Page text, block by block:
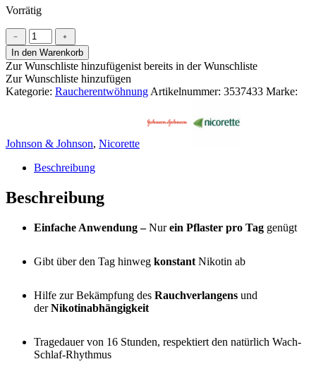
Vorrätig
Nicorette
transdermales
Pflaster
15mg
/
16h
﹣
﹢
In den Warenkorb
Zur Wunschliste hinzufügenist bereits in der Wunschliste
Zur Wunschliste hinzufügen
Kategorie: Raucherentwöhnung Artikelnummer: 3537433 Marke:
Johnson & Johnson, Nicorette
Beschreibung
Beschreibung
Einfache Anwendung –Nurein Pflaster pro Tag genügt
Gibt über den Tag hinweg konstant Nikotin ab
Hilfe zur Bekämpfung des Rauchverlangens und
derNikotinabhängigkeit
Tragedauer von 16 Stunden, respektiert den natürlich Wach-
Schlaf-Rhythmus